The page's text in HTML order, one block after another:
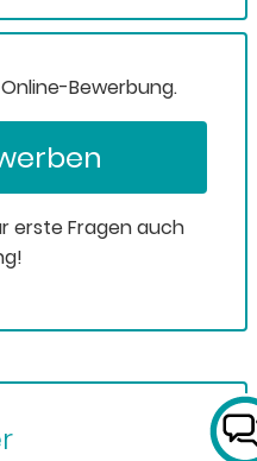
Bewerbung.
erste Fragen auch